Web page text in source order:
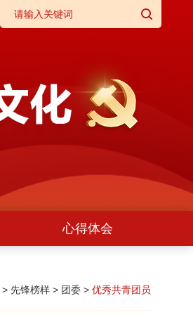
心得体会
> 先锋榜样 > 团委 > 优秀共青团员